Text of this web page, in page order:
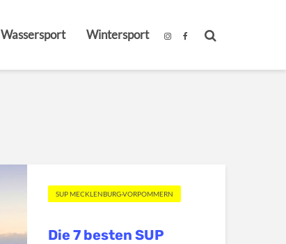
Wassersport Wintersport
SUP MECKLENBURG-VORPOMMERN
Die 7 besten SUP